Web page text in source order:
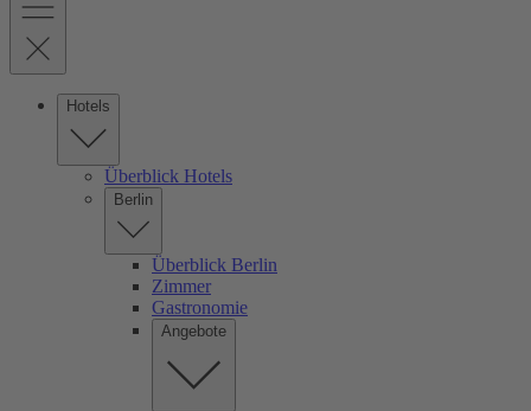
Hotels
Überblick Hotels
Berlin
Überblick Berlin
Zimmer
Gastronomie
Angebote